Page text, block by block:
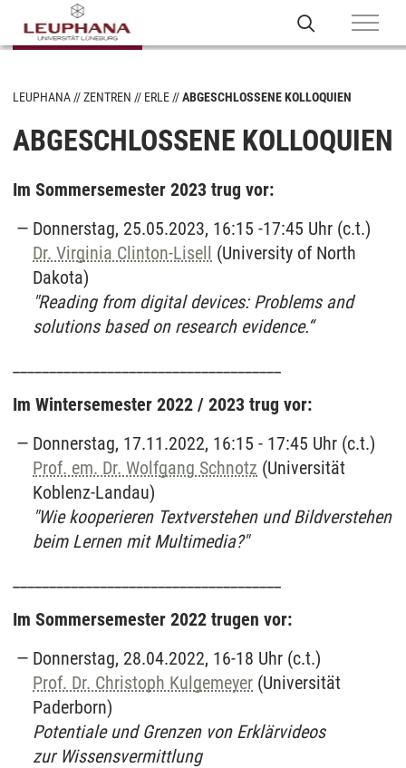
LEUPHANA ZENTREN ERLE ABGESCHLOSSENE KOLLOQUIEN
ABGESCHLOSSENE KOLLOQUIEN
Im Sommersemester 2023 trug vor:
Donnerstag, 25.05.2023, 16:15 -17:45 Uhr (c.t.)
Dr. Virginia Clinton-Lisell (University of North
Dakota)
"Reading from digital devices: Problems and
solutions based on research evidence.“
Im Wintersemester 2022 / 2023 trug vor:
Donnerstag, 17.11.2022, 16:15 - 17:45 Uhr (c.t.)
Prof. em. Dr. Wolfgang Schnotz (Universität
Koblenz-Landau)
"Wie kooperieren Textverstehen und Bildverstehen
beim Lernen mit Multimedia?"
Im Sommersemester 2022 trugen vor:
Donnerstag, 28.04.2022, 16-18 Uhr (c.t.)
Prof. Dr. Christoph Kulgemeyer (Universität
Paderborn)
Potentiale und Grenzen von Erklärvideos
zur Wissensvermittlung